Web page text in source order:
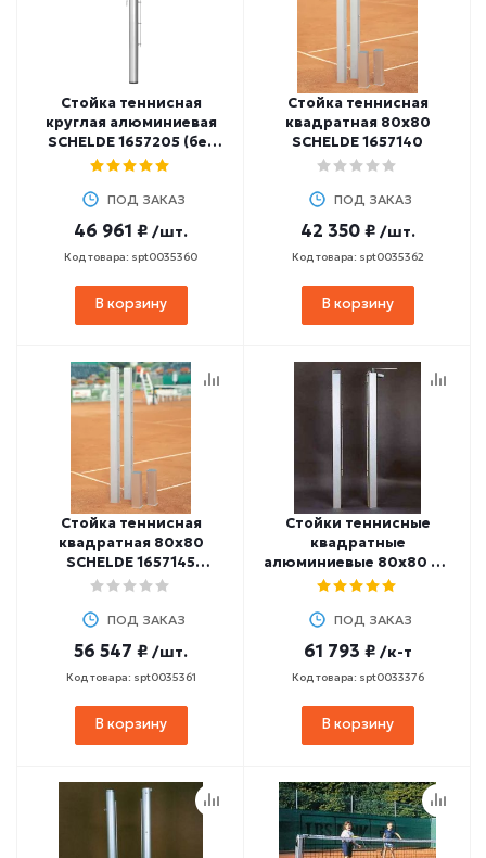
Стойка теннисная
круглая алюминиевая
SCHELDE 1657205 (без
системы натяжения)
ПОД ЗАКАЗ
46 961 ₽ /шт.
Код товара: spt0035360
В корзину
Стойка теннисная
квадратная 80х80
SCHELDE 1657140
ПОД ЗАКАЗ
42 350 ₽ /шт.
Код товара: spt0035362
В корзину
Стойка теннисная
квадратная 80х80
SCHELDE 1657145
(интегрированная
сетки)
ПОД ЗАКАЗ
56 547 ₽ /шт.
Код товара: spt0035361
В корзину
Стойки теннисные
квадратные
алюминиевые 80х80 мм
HASPO 924-500 (EN 510)
ПОД ЗАКАЗ
61 793 ₽ /к-т
Код товара: spt0033376
В корзину